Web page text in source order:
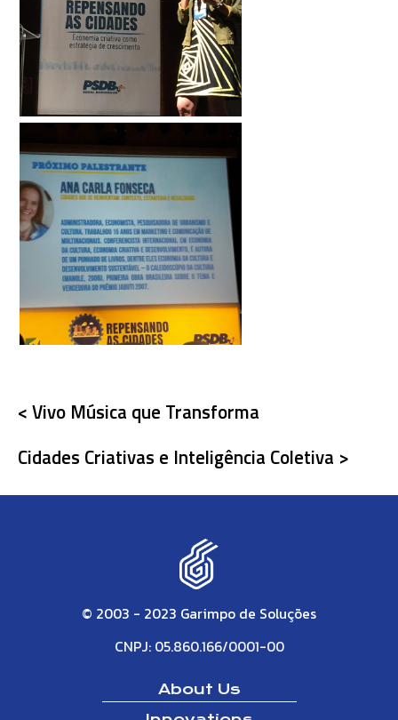
< Vivo Música que Transforma
Cidades Criativas e Inteligência Coletiva >
© 2003 - 2023 Garimpo de Soluções
CNPJ: 05.860.166/0001-00
About Us